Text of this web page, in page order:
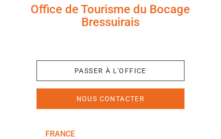
Office de Tourisme du Bocage
Bressuirais
PASSER À L'OFFICE
NOUS CONTACTER
FRANCE